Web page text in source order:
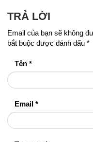
TRẢ LỜI
Email của bạn sẽ không
bắt buộc được đánh dấu *
Tên *
Email *